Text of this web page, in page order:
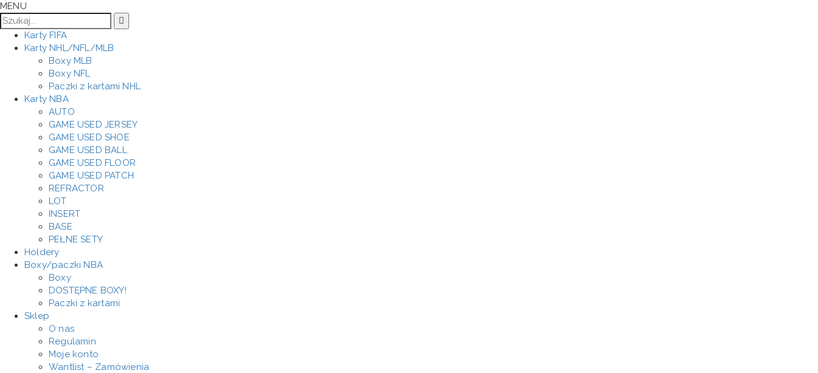
MENU
Karty FIFA
Karty NHL/NFL/MLB
Boxy MLB
Boxy NFL
Paczki z kartami NHL
Karty NBA
AUTO
GAME USED JERSEY
GAME USED SHOE
GAME USED BALL
GAME USED FLOOR
GAME USED PATCH
REFRACTOR
LOT
INSERT
BASE
PEŁNE SETY
Holdery
Boxy/paczki NBA
Boxy
DOSTĘPNE BOXY!
Paczki z kartami
Sklep
O nas
Regulamin
Moje konto
Wantlist – Zamówienia